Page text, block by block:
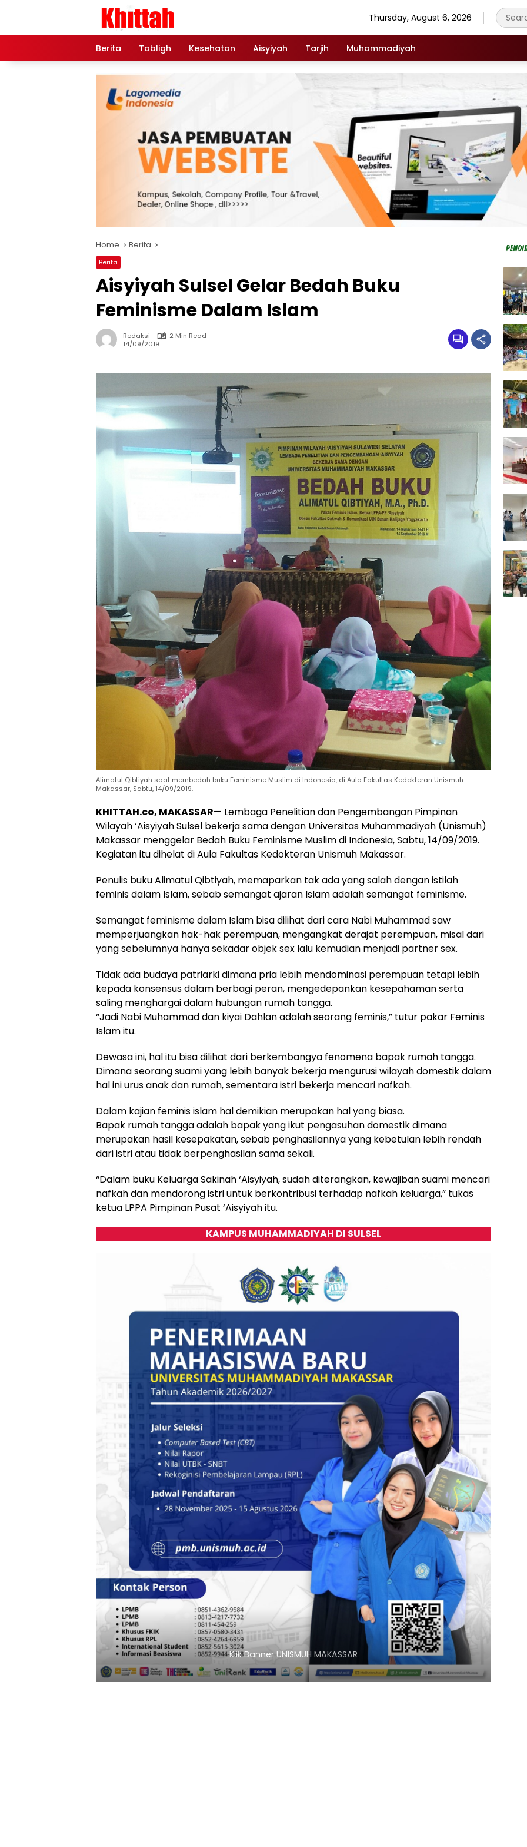
Thursday, August 6, 2026
Berita Tabligh Kesehatan Aisyiyah Tarjih Muhammadiyah
Home Berita
Berita
Aisyiyah Sulsel Gelar Bedah Buku
Feminisme Dalam Islam
Redaksi
2 Min Read
14/09/2019
Alimatul Qibtiyah saat membedah buku Feminisme Muslim di Indonesia, di Aula Fakultas Kedokteran Unismuh
Makassar, Sabtu, 14/09/2019.
KHITTAH.co, MAKASSAR— Lembaga Penelitian dan Pengembangan Pimpinan
Wilayah ‘Aisyiyah Sulsel bekerja sama dengan Universitas Muhammadiyah (Unismuh)
Makassar menggelar Bedah Buku Feminisme Muslim di Indonesia, Sabtu, 14/09/2019.
Kegiatan itu dihelat di Aula Fakultas Kedokteran Unismuh Makassar.
Penulis buku Alimatul Qibtiyah, memaparkan tak ada yang salah dengan istilah
feminis dalam Islam, sebab semangat ajaran Islam adalah semangat feminisme.
Semangat feminisme dalam Islam bisa dilihat dari cara Nabi Muhammad saw
memperjuangkan hak-hak perempuan, mengangkat derajat perempuan, misal dari
yang sebelumnya hanya sekadar objek sex lalu kemudian menjadi partner sex.
Tidak ada budaya patriarki dimana pria lebih mendominasi perempuan tetapi lebih
kepada konsensus dalam berbagi peran, mengedepankan kesepahaman serta
saling menghargai dalam hubungan rumah tangga.
“Jadi Nabi Muhammad dan kiyai Dahlan adalah seorang feminis,” tutur pakar Feminis
Islam itu.
Dewasa ini, hal itu bisa dilihat dari berkembangya fenomena bapak rumah tangga.
Dimana seorang suami yang lebih banyak bekerja mengurusi wilayah domestik dalam
hal ini urus anak dan rumah, sementara istri bekerja mencari nafkah.
Dalam kajian feminis islam hal demikian merupakan hal yang biasa.
Bapak rumah tangga adalah bapak yang ikut pengasuhan domestik dimana
merupakan hasil kesepakatan, sebab penghasilannya yang kebetulan lebih rendah
dari istri atau tidak berpenghasilan sama sekali.
“Dalam buku Keluarga Sakinah ‘Aisyiyah, sudah diterangkan, kewajiban suami mencari
nafkah dan mendorong istri untuk berkontribusi terhadap nafkah keluarga,” tukas
ketua LPPA Pimpinan Pusat ‘Aisyiyah itu.
KAMPUS MUHAMMADIYAH DI SULSEL
Klik Banner UNISMUH MAKASSAR